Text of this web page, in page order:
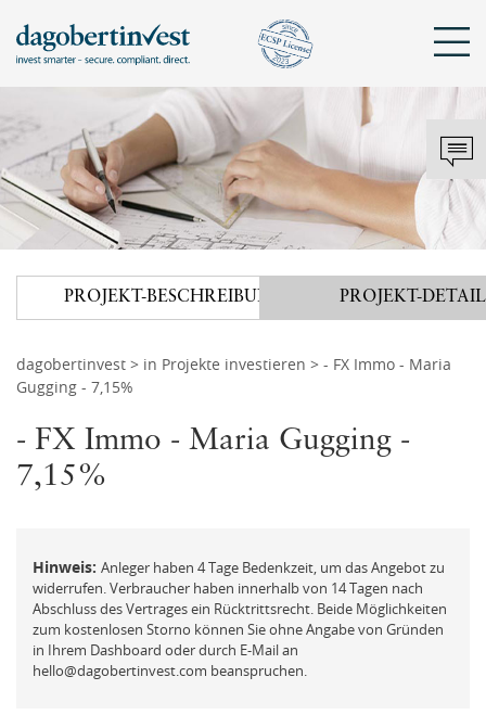
KONTAKT
DAGOBERTINVEST
Tel.: +43 720 072 821
hello@dagobertinvest.com
Wohllebengasse 12-14
1040 Wien
Kontaktanfrage
FAQ
Beschwerde
ANMELDEN
Mit bestehendem Konto anmelden
Angemeldet bleiben
oder
Passwort vergessen und ändern
PROJEKT-BESCHREIBUNG PROJEKT-
dagobertinvest > in Projekte investieren > - FX Immo - Maria
Gugging - 7,15%
- FX Immo - Maria Gugging -
7,15%
Hinweis: Anleger haben 4 Tage Bedenkzeit, um das Angebot zu
widerrufen. Verbraucher haben innerhalb von 14 Tagen nach
Abschluss des Vertrages ein Rücktrittsrecht. Beide Möglichkeiten
zum kostenlosen Storno können Sie ohne Angabe von Gründen
in Ihrem Dashboard oder durch E-Mail an
hello@dagobertinvest.com beanspruchen.